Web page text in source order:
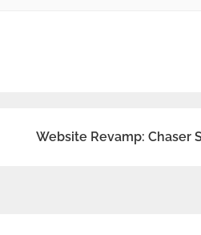
Website Revamp: Chaser